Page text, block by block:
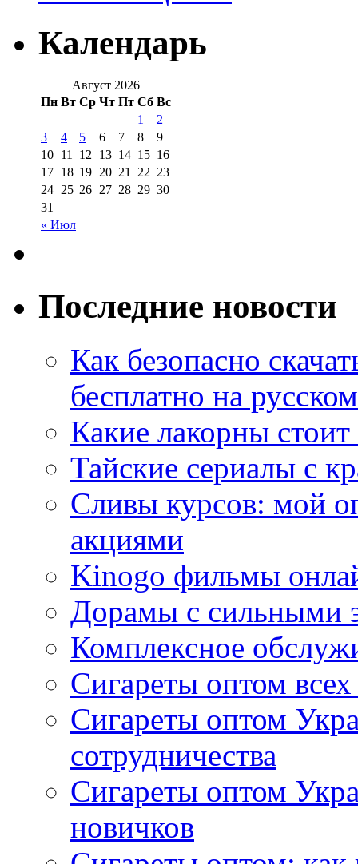
Календарь
Август 2026
Пн Вт Ср Чт Пт Сб Вс
« Июл
1
2
3
4 5 6 7 8
9
10 11 12 13 14 15 16
17 18 19 20 21 22 23
24 25 26 27 28 29 30
31
Последние новости
Как безопасно
бесплатно на
Какие лакорны
Тайские сериалы с
Сливы курсов: мой
акциями
Kinogo фильмы
Дорамы с сильными
Комплексное
Сигареты оптом
Сигареты оптом
сотрудничества
Сигареты оптом
новичков